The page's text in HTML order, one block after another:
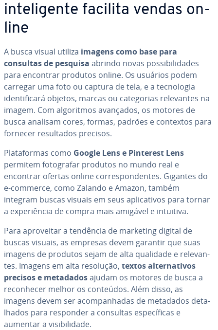
in­te­li­gente facilita vendas on-
line
A busca visual utiliza imagens como base para
consultas de pesquisa abrindo novas pos­si­bi­li­da­des
para encontrar produtos online. Os usuários podem
carregar uma foto ou captura de tela, e a tec­no­lo­gia
iden­ti­fi­cará objetos, marcas ou ca­te­go­rias re­le­van­tes na
imagem. Com al­go­rit­mos avançados, os motores de
busca analisam cores, formas, padrões e contextos para
fornecer re­sul­ta­dos precisos.
Pla­ta­for­mas como Google Lens e Pinterest Lens
permitem fo­to­gra­far produtos no mundo real e
encontrar ofertas online cor­res­pon­den­tes. Gigantes do
e-commerce, como Zalando e Amazon, também
integram buscas visuais em seus apli­ca­ti­vos para tornar
a ex­pe­ri­ên­cia de compra mais amigável e intuitiva.
Para apro­vei­tar a tendência de marketing digital de
buscas visuais, as empresas devem garantir que suas
imagens de produtos sejam de alta qualidade e re­le­van­
tes. Imagens em alta resolução, textos al­ter­na­ti­vos
precisos e metadadosajudam os motores de busca a
re­co­nhe­cer melhor os conteúdos. Além disso, as
imagens devem ser acom­pa­nha­das de metadados de­ta­
lha­dos para responder a consultas es­pe­cí­fi­cas e
aumentar a vi­si­bi­li­dade.